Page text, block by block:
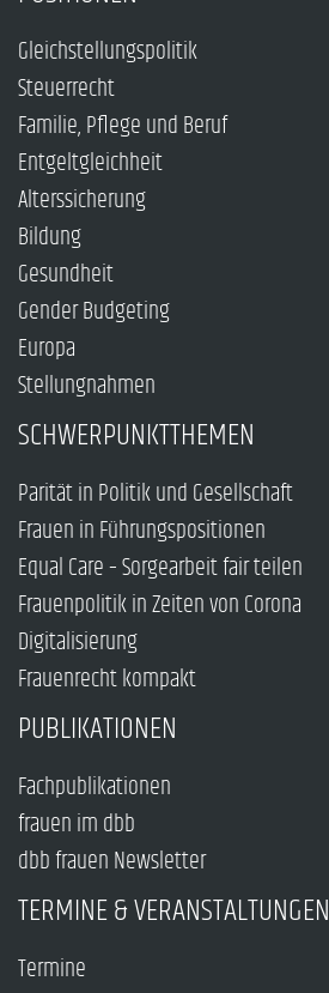
Gleichstellungspolitik
Steuerrecht
Familie, Pflege und Beruf
Entgeltgleichheit
Alterssicherung
Bildung
Gesundheit
Gender Budgeting
Europa
Stellungnahmen
SCHWERPUNKTTHEMEN
Parität in Politik und Gesellschaft
Frauen in Führungspositionen
Equal Care – Sorgearbeit fair teilen
Frauenpolitik in Zeiten von Corona
Digitalisierung
Frauenrecht kompakt
PUBLIKATIONEN
Fachpublikationen
frauen im dbb
dbb frauen Newsletter
TERMINE & VERANSTALTUNGEN
Termine